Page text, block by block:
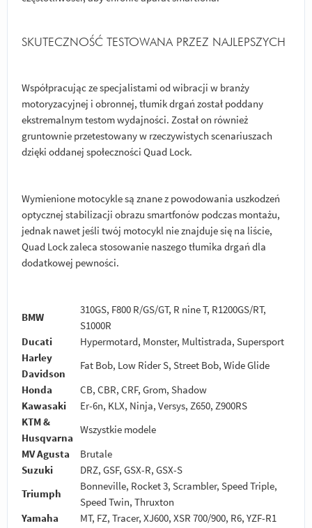
SKUTECZNOŚĆ TESTOWANA PRZEZ NAJLEPSZYCH
Współpracując ze specjalistami od wibracji w branży
motoryzacyjnej i obronnej, tłumik drgań został poddany
ekstremalnym testom wydajności. Został on również
gruntownie przetestowany w rzeczywistych scenariuszach
dzięki oddanej społeczności Quad Lock.
Wymienione motocykle są znane z powodowania uszkodzeń
optycznej stabilizacji obrazu smartfonów podczas montażu,
jednak nawet jeśli twój motocykl nie znajduje się na liście,
Quad Lock zaleca stosowanie naszego tłumika drgań dla
dodatkowej pewności.
BMW
310GS, F800 R/GS/GT, R nine T, R1200GS/RT,
S1000R
Ducati
Hypermotard, Monster, Multistrada, Supersport
Harley
Davidson
Fat Bob, Low Rider S, Street Bob, Wide Glide
Honda
CB, CBR, CRF, Grom, Shadow
Kawasaki
Er-6n, KLX, Ninja, Versys, Z650, Z900RS
KTM &
Husqvarna
Wszystkie modele
MV Agusta
Brutale
Suzuki
DRZ, GSF, GSX-R, GSX-S
Triumph
Bonneville, Rocket 3, Scrambler, Speed Triple,
Speed Twin, Thruxton
Yamaha
MT, FZ, Tracer, XJ600, XSR 700/900, R6, YZF-R1